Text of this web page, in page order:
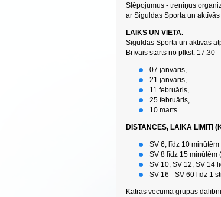
Slēpojumus - treniņus
ar Siguldas Sporta un
LAIKS UN VIETA.
Siguldas Sporta un aktīvās
Brīvais starts no plkst. 17.30
07.janvāris,
21.janvāris,
11.februāris,
25.februāris,
10.marts.
DISTANCES, LAIKA LIMITI
SV 6, līdz 10
SV 8 līdz 15 minūtēm
SV 10, SV 12, SV 14
SV 16 - SV 60 līdz 1
Katras vecuma grupas